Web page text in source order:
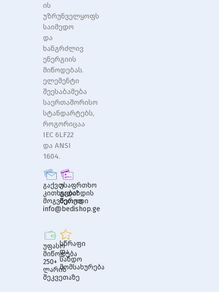
ის
უზრუნველყოფს
საიმედო
და
ხანგრძლივ
ენერგიის
მიწოდებას.
ელემენტი
შეესაბამება
საერთაშორისო
სტანდარტებს,
როგორიცაა
IEC 6LF22
და ANSI
1604.
გაქვთ
კითხვები?
მოგვწერეთ
info@bedishop.ge
უსაფრთხო
გადახდის
მეთოდი
უფასო
მიწოდება
250+
ლარის
შეკვეთაზე
სწრაფი
და
სანდო
მომსახურება